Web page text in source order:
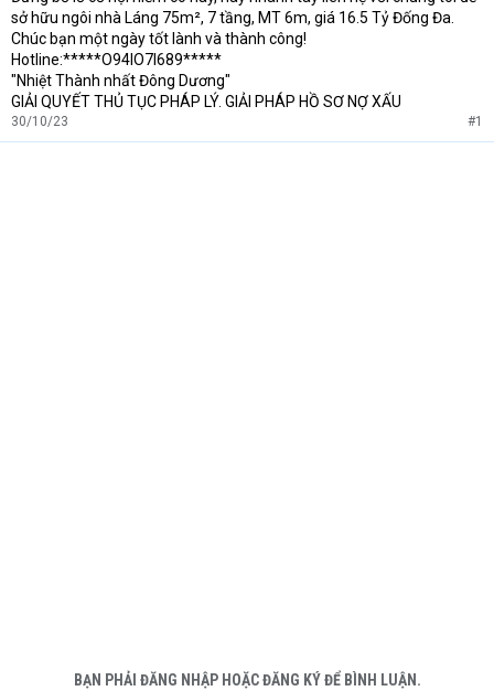
sở hữu ngôi nhà Láng 75m², 7 tầng, MT 6m, giá 16.5 Tỷ Đống Đa.
Chúc bạn một ngày tốt lành và thành công!
Hotline:*****O94lO7l689*****
"Nhiệt Thành nhất Đông Dương"
GIẢI QUYẾT THỦ TỤC PHÁP LÝ. GIẢI PHÁP HỒ SƠ NỢ XẤU
30/10/23 #1
BẠN PHẢI ĐĂNG NHẬP HOẶC ĐĂNG KÝ ĐỂ BÌNH LUẬN.